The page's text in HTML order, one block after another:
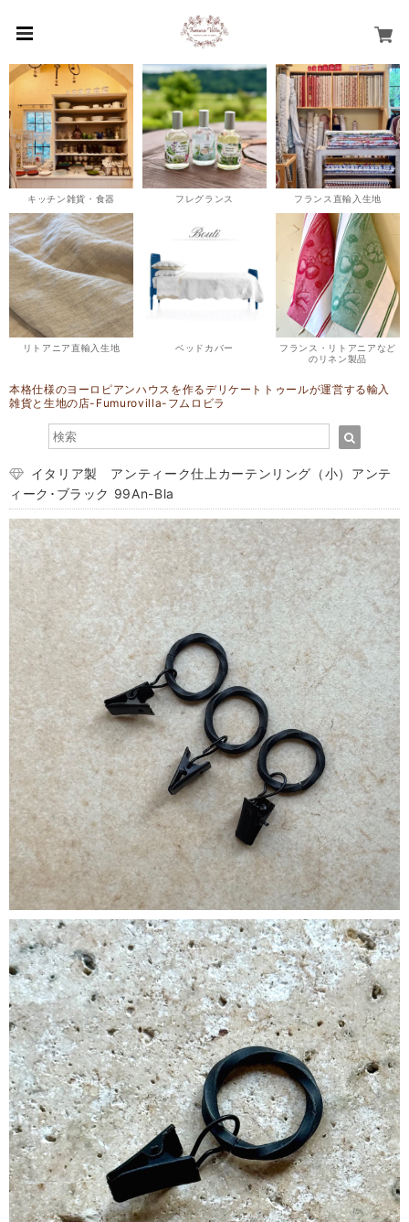
キッチン雑貨・食器 フレグランス フランス直輸入生地
リトアニア直輸入生地 ベッドカバー
フランス・リトアニアなど
のリネン製品
本格仕様のヨーロピアンハウスを作るデリケートトゥールが運営する輸入
雑貨と生地の店-Fumurovilla-フムロビラ
イタリア製 アンティーク仕上カーテンリング（小）アンテ
ィーク･ブラック 99An-Bla